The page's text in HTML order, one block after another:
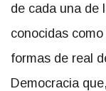
de cada una de
conocidas
formas de real
Democracia